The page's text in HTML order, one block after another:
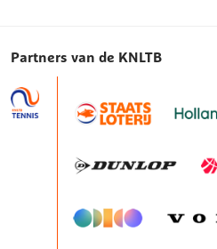
Partners van de KNLTB